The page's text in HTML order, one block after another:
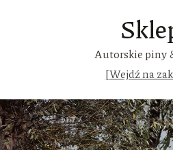
Autorskie piny
[Wejdź na